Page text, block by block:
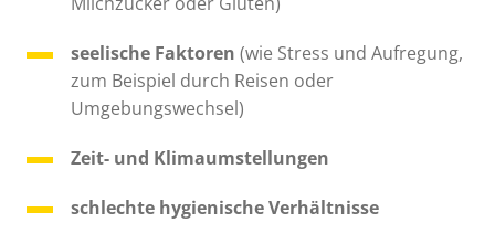
seelische Faktoren (wie Stress und Aufregung,
zum Beispiel durch Reisen oder
Umgebungswechsel)
Zeit- und Klimaumstellungen
schlechte hygienische Verhältnisse